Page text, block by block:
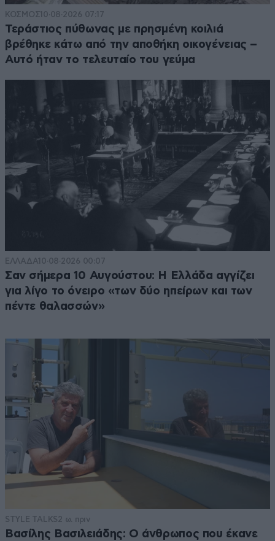
ΚΟΣΜΟΣ10·08·2026 07:17
Τεράστιος πύθωνας με πρησμένη κοιλιά
βρέθηκε κάτω από την αποθήκη οικογένειας –
Αυτό ήταν το τελευταίο του γεύμα
ΕΛΛΑΔΑ10·08·2026 00:07
Σαν σήμερα 10 Αυγούστου: Η Ελλάδα αγγίζει
για λίγο το όνειρο «των δύο ηπείρων και των
πέντε θαλασσών»
STYLE TALKS2 ω. πριν
Βασίλης Βασιλειάδης: Ο άνθρωπος που έκανε